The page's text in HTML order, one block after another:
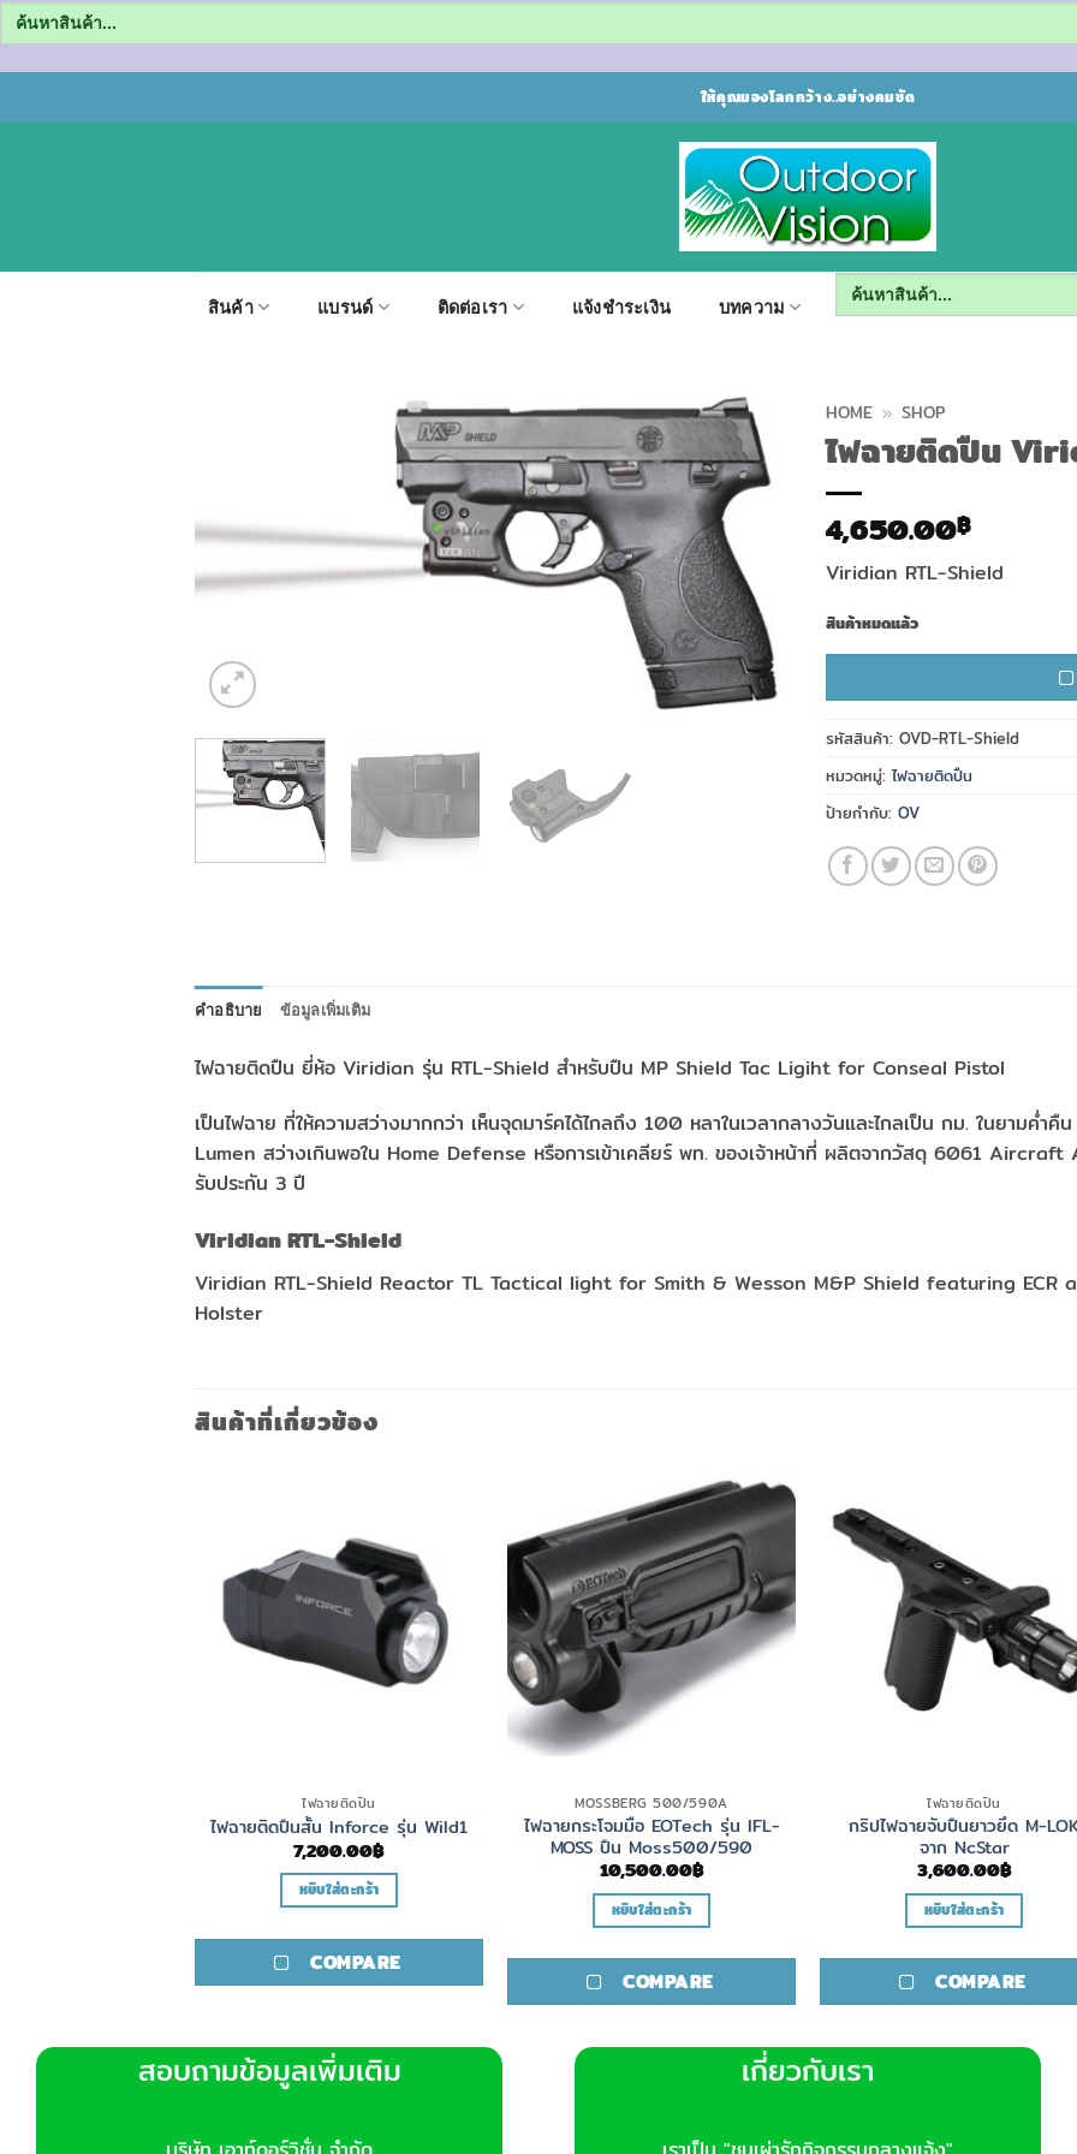
Search
for:
ไป
ให้คุณมองโลกกว้าง..อย่างคมชัด
สินค้า แบรนด์ ติดต่อเรา แจ้งชำระเงิน บทความ
Search
for:
HOME » SHOP
ไฟฉายติดปืน
4,650.00฿
Viridian RTL-Shield
สินค้าหมดแล้ว
รหัสสินค้า: OVD-RTL-Shield
หมวดหมู่: ไฟฉายติดปืน
ป้ายกำกับ: OV
คำอธิบาย ข้อมูลเพิ่มเติม
ไฟฉายติดปืน ยี่ห้อ Viridian รุ่น RTL-Shield สำหรับปืน MP Shield Tac Ligiht for Conseal Pistol
เป็นไฟฉาย ที่ให้ความสว่างมากกว่า เห็นจุดมาร์คได้ไกลถึง 100 หลาในเวลากลางวันและไกลเป็น กม. ในยามค่ำ
Lumen สว่างเกินพอใน Home Defense หรือการเข้าเคลียร์ พท. ของเจ้าหน้าที่ ผลิตจากวัสดุ 6061 Aircraft
รับประกัน 3 ปี
Viridian RTL-Shield
Viridian RTL-Shield Reactor TL Tactical light for Smith & Wesson M&P Shield featuring ECR
Holster
สินค้าที่เกี่ยวข้อง
ไฟฉายติดปืน
ไฟฉายติดปืนสั้น Inforce รุ่น Wild1
7,200.00฿
หยิบใส่ตะกร้า
COMPARE
MOSSBERG 500/590A
ไฟฉายกระโจมมือ EOTech รุ่น IFL-
MOSS ปืน Moss500/590
10,500.00฿
หยิบใส่ตะกร้า
COMPARE
ไฟฉายติดปืน
กริปไฟฉายจับปืนยาวยึด M-
จาก NcStar
3,600.00฿
หยิบใส่ตะกร้า
COMPARE
สอบถามข้อมูลเพิ่มเติม เกี่ยวกับเรา